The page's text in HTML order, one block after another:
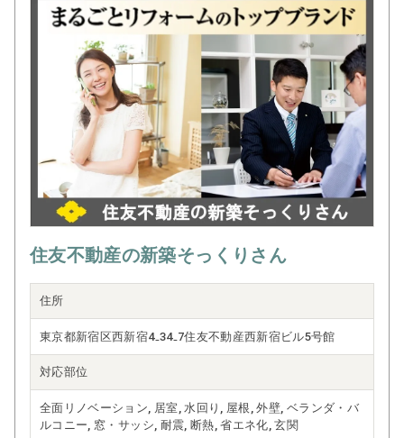
住友不動産の新築そっくりさん
住所
東京都新宿区西新宿4₋34₋7住友不動産西新宿ビル5号館
対応部位
全面リノベーション, 居室, 水回り, 屋根, 外壁, ベランダ・バ
ルコニー, 窓・サッシ, 耐震, 断熱, 省エネ化, 玄関